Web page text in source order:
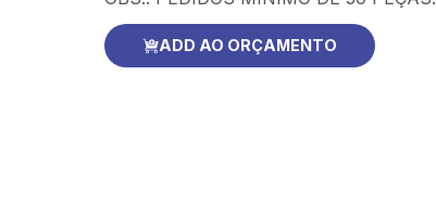
ADD AO ORÇAMENTO